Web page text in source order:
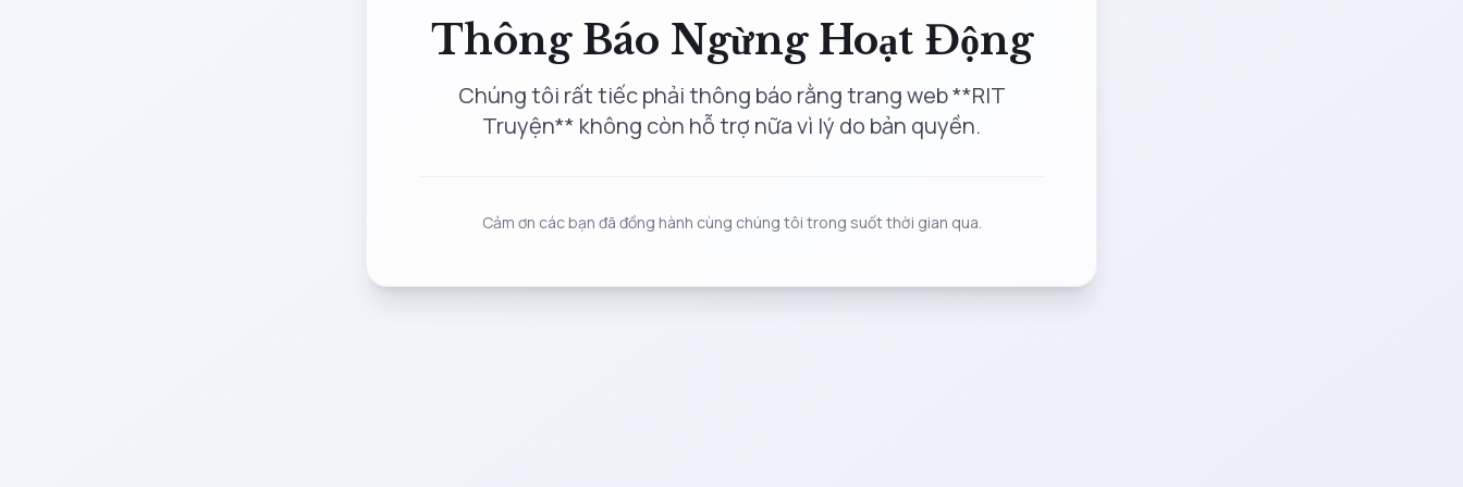
Thông Báo Ngừng Hoạt Động
Chúng tôi rất tiếc phải thông báo rằng trang web **RIT
Truyện** không còn hỗ trợ nữa vì lý do bản quyền.
Cảm ơn các bạn đã đồng hành cùng chúng tôi trong suốt thời gian qua.